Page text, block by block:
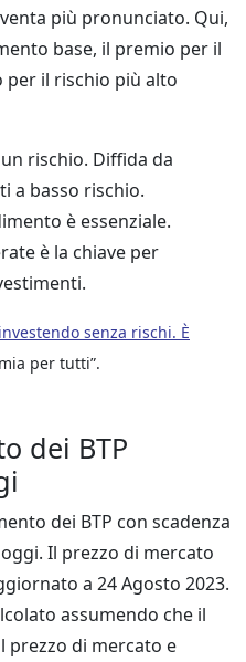
più pronunciato. Qui,
base, il premio per il
il rischio più alto
rischio. Diffida da
a basso rischio.
è essenziale.
è la chiave per
senza rischi. È
per tutti”.
dei BTP
dei BTP con scadenza
Il prezzo di mercato
a 24 Agosto 2023.
assumendo che il
prezzo di mercato e